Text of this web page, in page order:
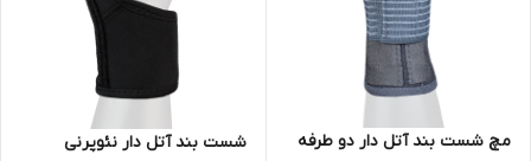
مچ شست بند آتل دار دو طرفه
شست بند آتل دار نئوپرنی